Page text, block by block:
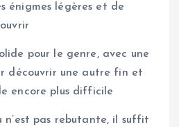
énigmes légères et de
pour le genre, avec une
découvrir une autre fin et
encore plus difficile
pas rebutante, il suffit